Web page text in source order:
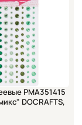
PMA351415
DOCRAFTS,